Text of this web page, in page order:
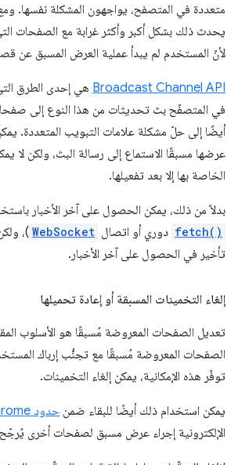
متعددة في المتصفح، يواجهون المشكلة نفسها.
يحدث ذلك بشكل أكبر وأكثر غرابة مع الصفحات
لأنّ المستخدم لم يبدأ عملية العرض المسبق عن
Broadcast Channel API هي إحدى الطرق
في المتصفّح بث تحديثات من هذا النوع إلى
أيضًا إلى حلّ مشكلة علامات التبويب المتعددة.
عرضها مسبقًا الاستماع إلى رسالة البث، ولكن لا
الخاصة بها إلا بعد تفعيلها.
بدلاً من ذلك، يمكن الحصول على آخر الأخبار
fetch() دوري أو اتصال WebSocket )،
تأخير في الحصول على آخر الأخبار.
إلغاء التخمينات المسبقة أو إعادة تحميلها
تعديل الصفحات المعروضة مُسبقًا هو الأسلوب
الصفحات المعروضة مُسبقًا مع تجنُّب إرباك
توفّر هذه الإمكانية، يمكن إلغاء التخمينات.
يمكن استخدام ذلك أيضًا للبقاء ضمن حدود Chrome
الإلكترونية إجراء عرض مسبق لصفحات أخرى يُرجّح